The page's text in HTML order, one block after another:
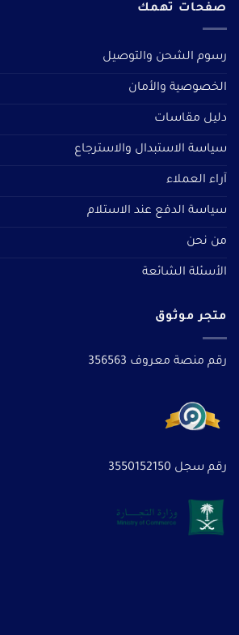
صفحات تهمك
رسوم الشحن والتوصيل
الخصوصية والأمان
دليل مقاسات
سياسة الاستبدال والاسترجاع
آراء العملاء
سياسة الدفع عند الاستلام
من نحن
الأسئلة الشائعة
متجر موثوق
رقم منصة معروف 356563
رقم سجل 3550152150